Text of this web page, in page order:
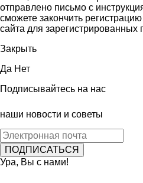
отправлено письмо с
сможете закончить
сайта для зарегистрированных
Закрыть
Да Нет
Подписывайтесь на нас
наши новости и советы
Ура, Вы с нами!